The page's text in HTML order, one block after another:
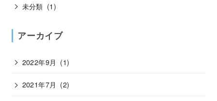
未分類 (1)
アーカイブ
2022年9月 (1)
2021年7月 (2)